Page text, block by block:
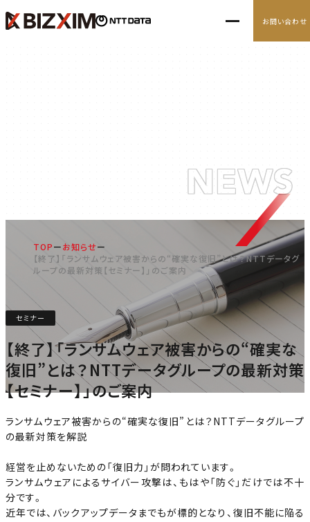
お問い合わせ
NEWS
TOP
お知らせ
【終了】「ランサムウェア被害からの“確実な復旧”とは？NTTデータグ
ループの最新対策【セミナー】」のご案内
セミナー
【終了】「ランサムウェア被害からの“確実な
復旧”とは？NTTデータグループの最新対策
【セミナー】」のご案内
ランサムウェア被害からの“確実な復旧”とは？NTTデータグループ
の最新対策を解説
経営を止めないための「復旧力」が問われています。
ランサムウェアによるサイバー攻撃は、もはや「防ぐ」だけでは不十
分です。
近年では、バックアップデータまでもが標的となり、復旧不能に陥る